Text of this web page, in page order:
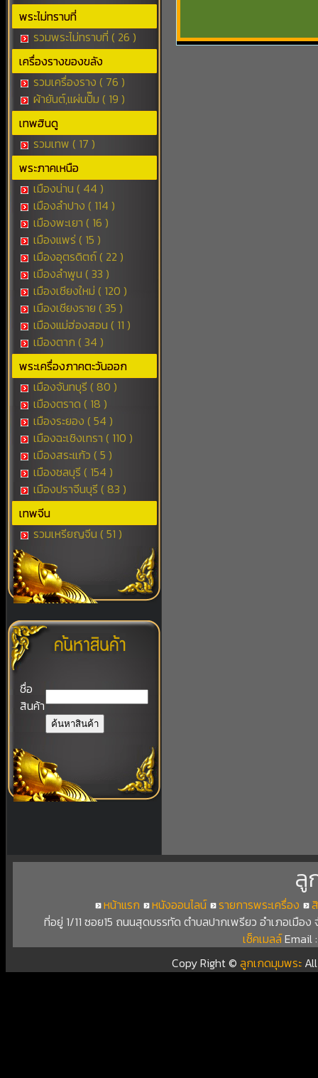
พระไม่ทราบที่
รวมพระไม่ทราบที่ ( 26 )
เครื่องรางของขลัง
รวมเครื่องราง ( 76 )
ผ้ายันต์,แผ่นปั๊ม ( 19 )
เทพฮินดู
รวมเทพ ( 17 )
พระภาคเหนือ
เมืองน่าน ( 44 )
เมืองลำปาง ( 114 )
เมืองพะเยา ( 16 )
เมืองแพร่ ( 15 )
เมืองอุตรดิตถ์ ( 22 )
เมืองลำพูน ( 33 )
เมืองเชียงใหม่ ( 120 )
เมืองเชียงราย ( 35 )
เมืองแม่ฮ่องสอน ( 11 )
เมืองตาก ( 34 )
พระเครื่องภาคตะวันออก
เมืองจันทบุรี ( 80 )
เมืองตราด ( 18 )
เมืองระยอง ( 54 )
เมืองฉะเชิงเทรา ( 110 )
เมืองสระแก้ว ( 5 )
เมืองชลบุรี ( 154 )
เมืองปราจีนบุรี ( 83 )
เทพจีน
รวมเหรียญจีน ( 51 )
ชื่อ
สินค้า
ลู
หน้าแรก หนังออนไลน์ รายการพระเครื่อง
ที่อยู่ 1/11 ซอย15 ถนนสุดบรรทัด ตำบลปากเพรียว อำเภอเมือ
เช็คเมลล์Email
Copy Right ©ลูกเกดมุมพระ